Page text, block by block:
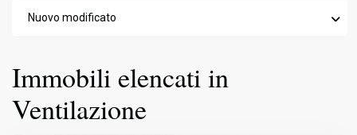
Nuovo modificato
Immobili elencati in
Ventilazione